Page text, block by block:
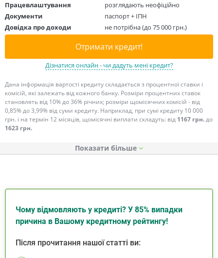
Працевлаштування
розглядають неофіційно
Документи
паспорт + ІПН
Довідка про доходи
не потрібна (до 75 000 грн.)
Отримати кредит!
Дізнатися онлайн - чи дадуть мені кредит?
Дана інформація вартості кредиту складається з процентної ставки і
комісій, які залежать від кожного банку. Розміри процентних ставок
становлять від 10% до 36% річних; розміри щомісячних комісій - від
0,85% до 3,99% від суми кредиту. Наприклад, при сумі кредиту 10 000
грн. і на термін 12 місяців, щомісячні виплати складуть: від 1167 грн.до
1623 грн.
Показати
Чому відмовляють у кредиті? У 85% випадки
причина в Вашому кредитному рейтингу!
Після прочитання нашої статті ви: